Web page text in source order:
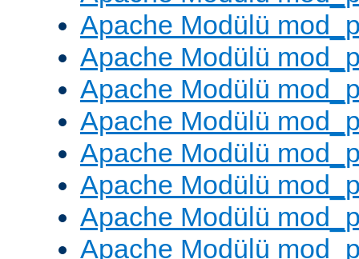
Apache Modülü
Apache Modülü
Apache Modülü
Apache Modülü
Apache Modülü
Apache Modülü
Apache Modülü
Apache Modülü